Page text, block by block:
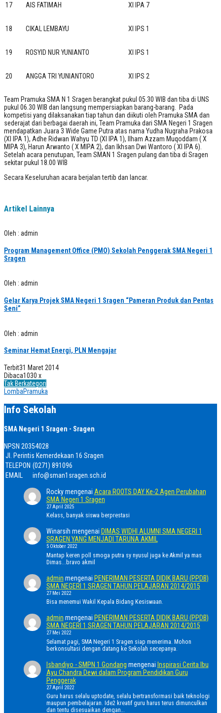
17 AIS FATIMAH XI IPA 7
18 CIKAL LEMBAYU XI IPS 1
19 ROSYID NUR YUNIANTO XI IPS 1
20 ANGGA TRI YUNIANTORO XI IPS 2
Team Pramuka SMA N 1 Sragen berangkat pukul 05.30 WIB dan tiba di UNS
pukul 06.30 WIB dan langsung mempersiapkan barang-barang. Pada
kompetisi yang dilaksanakan tiap tahun dan diikuti oleh Pramuka SMA dan
sederajat dari berbagai daerah ini, Team Pramuka dari SMA Negeri 1 Sragen
mendapatkan Juara 3 Wide Game Putra atas nama Yudha Nugraha Prakosa
(XI IPA 1), Adhe Ridwan Wahyu TD (XI IPA 1), Ilham Azzam Muqoddam ( X
MIPA 3), Harun Arwanto ( X MIPA 2), dan Ikhsan Dwi Wantoro ( XI IPA 6).
Setelah acara penutupan, Team SMAN 1 Sragen pulang dan tiba di Sragen
sekitar pukul 18.00 WIB
Secara Keseluruhan acara berjalan tertib dan lancar.
Artikel Lainnya
Oleh : admin
Program Management Office (PMO) Sekolah Penggerak SMA Negeri 1
Sragen
Oleh : admin
Gelar Karya Projek SMA Negeri 1 Sragen “Pameran Produk dan Pentas
Seni”
Oleh : admin
Seminar Hemat Energi, PLN Mengajar
Terbit31 Maret 2014
Dibaca1030 x
Tak Berkategori
LombaPramuka
Info Sekolah
SMA Negeri 1 Sragen - Sragen
NPSN 20354028
Jl. Perintis Kemerdekaan 16 Sragen
TELEPON (0271) 891096
EMAIL
info@sman1sragen.sch.id
Rockymengenai Acara ROOTS DAY Ke-2 Agen Perubahan
SMA Negeri 1 Sragen
27 April 2025
Kelass, banyak siswa berprestasi
Winarsih mengenai DIMAS WIDHI ALUMNI SMA NEGERI 1
SRAGEN YANG MENJADI TARUNA AKMIL
5 Oktober 2022
Mantap keren poll smoga putra sy nyusul juga ke Akmil ya mas
Dimas...bravo akmil
admin mengenai PENERIMAN PESERTA DIDIK BARU (PPDB)
SMA NEGERI 1 SRAGEN TAHUN PELAJARAN 2014/2015
27 Mei 2022
Bisa menemui Wakil Kepala Bidang Kesiswaan.
admin mengenai PENERIMAN PESERTA DIDIK BARU (PPDB)
SMA NEGERI 1 SRAGEN TAHUN PELAJARAN 2014/2015
27 Mei 2022
Selamat pagi, SMA Negeri 1 Sragen siap menerima. Mohon
berkonsultasi dengan datang ke Sekolah secepanya.
Isbandiyo - SMPN 1 Gondang mengenai Inspirasi Cerita Ibu
Ayu Chandra Dewi dalam Program Pendidikan Guru
Penggerak
27 April 2022
Guru harus selalu uptodate, selalu bertransformasi baik teknologi
maupun pembelajaran. Ide2 kreatif guru harus terus dimunculkan
dan tentu disesuaikan dengan…